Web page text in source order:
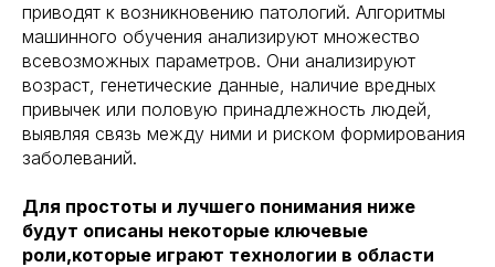
приводят к возникновению патологий. Алгоритмы
машинного обучения анализируют множество
всевозможных параметров. Они анализируют
возраст, генетические данные, наличие вредных
привычек или половую принадлежность людей,
выявляя связь между ними и риском формирования
заболеваний.
Для простоты и лучшего понимания ниже
будут описаны некоторые ключевые
роли,которые играют технологии в области